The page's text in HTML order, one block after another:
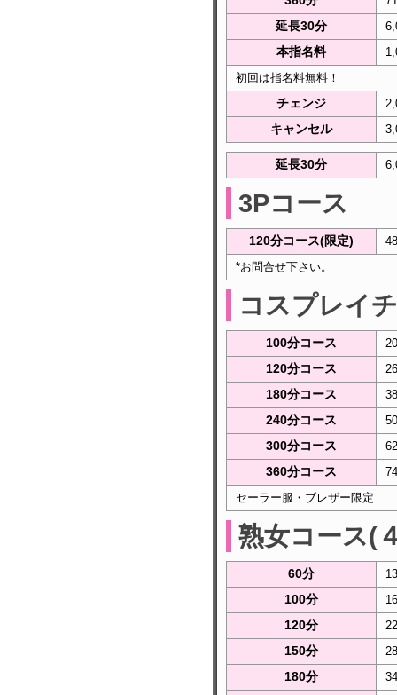
延長30分
本指名料
初回は指名料無料！
チェンジ
キャンセル
延長30分
3Pコース
120分コース(限定)
*お問合せ下さい。
コスプレイ
100分コース
120分コース
180分コース
240分コース
300分コース
360分コース
セーラー服・ブレザー限定
熟女コース(
60分
100分
120分
150分
180分